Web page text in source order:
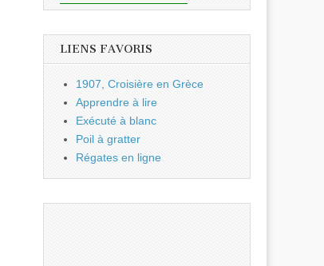
LIENS FAVORIS
1907, Croisière en Grèce
Apprendre à lire
Exécuté à blanc
Poil à gratter
Régates en ligne